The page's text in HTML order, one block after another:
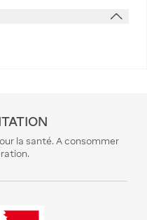
la santé. A consommer